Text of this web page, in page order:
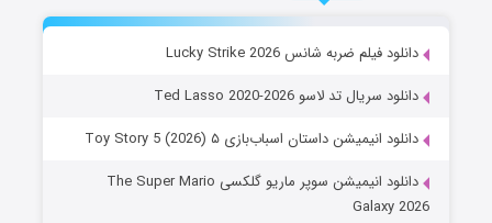
دانلود فیلم ضربه شانس Lucky Strike 2026
دانلود سریال تد لاسو Ted Lasso 2020-2026
دانلود انیمیشن داستان اسباب‌بازی ۵ Toy Story 5 (2026)
دانلود انیمیشن سوپر ماریو گلکسی The Super Mario
Galaxy 2026